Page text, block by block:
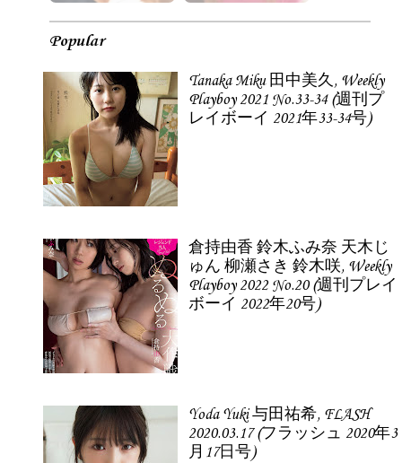
Popular
Tanaka Miku 田中美久, Weekly
Playboy 2021 No.33-34 (週刊プ
レイボーイ 2021年33-34号)
倉持由香 鈴木ふみ奈 天木じ
ゅん 柳瀬さき 鈴木咲, Weekly
Playboy 2022 No.20 (週刊プレイ
ボーイ 2022年20号)
Yoda Yuki 与田祐希, FLASH
2020.03.17 (フラッシュ 2020年3
月17日号)